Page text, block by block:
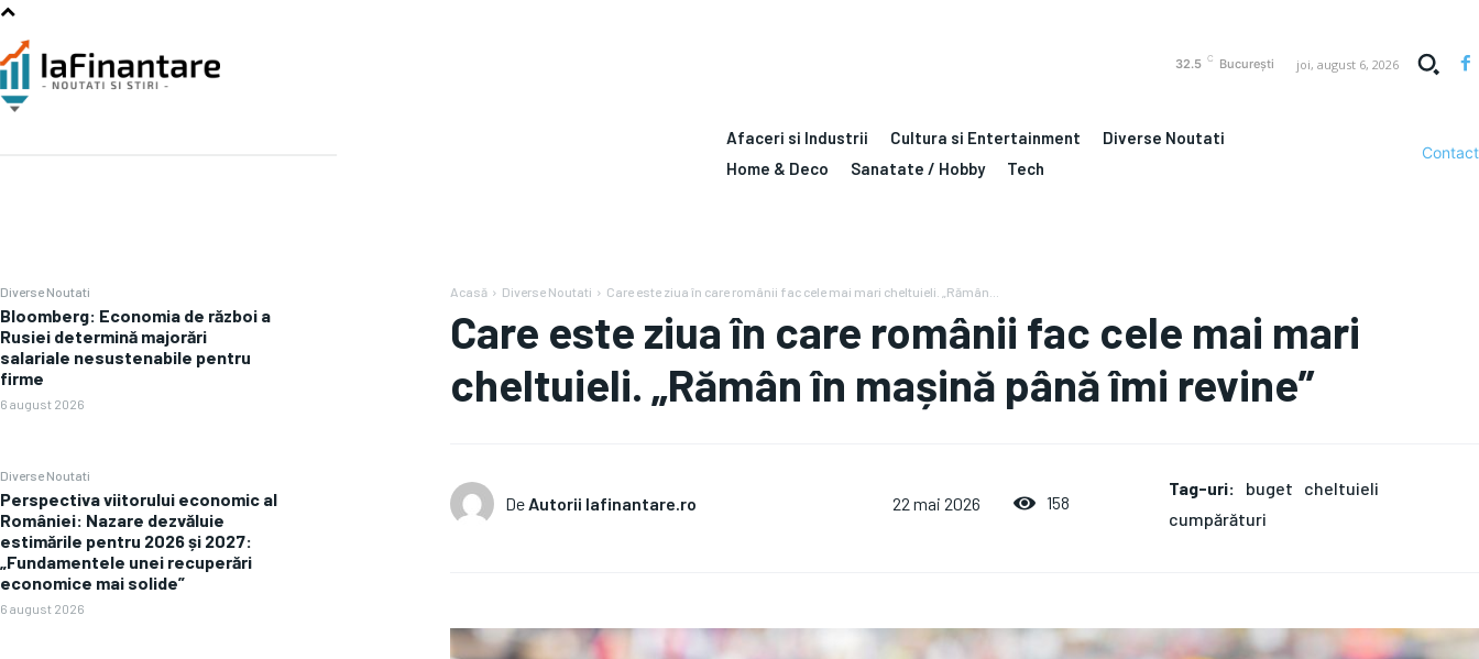
32.5 C București joi, august 6, 2026
Afaceri si Industrii Cultura si Entertainment
Diverse Noutati
Home & Deco
Sanatate / Hobby Tech
Contact
Diverse Noutati
Bloomberg: Economia de război a
Rusiei determină majorări
salariale nesustenabile pentru
firme
6 august 2026
Diverse Noutati
Perspectiva viitorului economic al
României: Nazare dezvăluie
estimările pentru 2026 și 2027:
„Fundamentele unei recuperări
economice mai solide”
6 august 2026
Acasă Diverse Noutati Care este ziua în care românii fac cele mai mari cheltuieli. „Rămân...
Care este ziua în care românii fac cele mai mari
cheltuieli. „Rămân în mașină până îmi revine”
De Autorii Iafinantare.ro 22 mai 2026 158
Tag-uri: buget
cheltuieli
cumpărături